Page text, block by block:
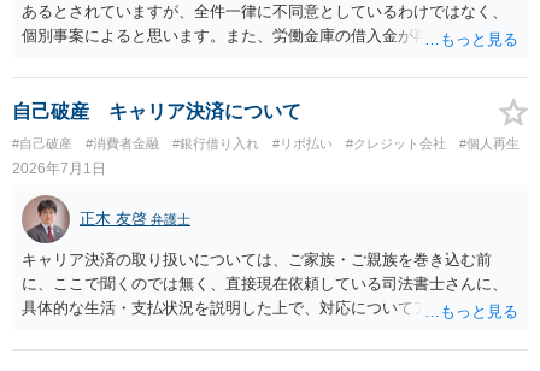
あるとされていますが、全件一律に不同意としているわけではなく、
個別事案によると思います。また、労働金庫の借入金が再生債権の総
はありません。労働金庫には、書面決議への同意について確認や根回
しをしておけば、問題にならないことも少なくないのではないかと思
す。
自己破産 キャリア決済について
#自己破産 #消費者金融 #銀行借り入れ #リボ払い #クレジット会社 #個人再生
2026年7月1日
正木 友啓 弁護士
キャリア決済の取り扱いについては、ご家族・ご親族を巻き込む前
に、ここで聞くのでは無く、直接現在依頼している司法書士さんに、
具体的な生活・支払状況を説明した上で、対応についてアドバイスを
すので、司法書士さんも対応を答えてくれるはずです